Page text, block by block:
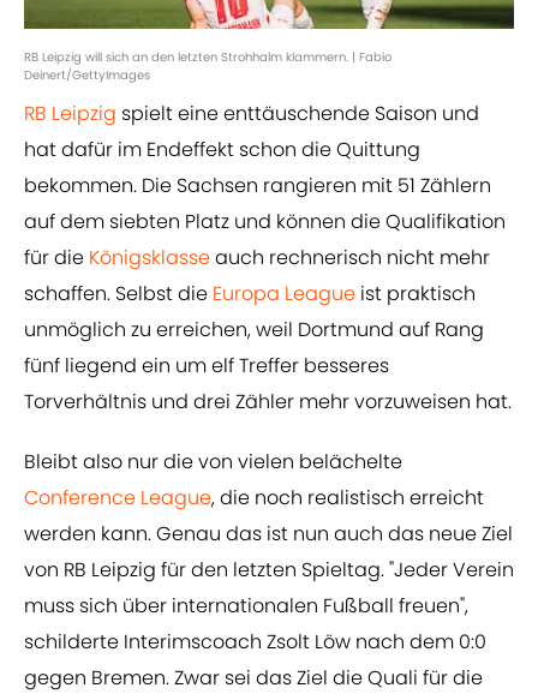
RB Leipzig will sich an den letzten Strohhalm klammern. | Fabio
Deinert/GettyImages
RB Leipzig spielt eine enttäuschende Saison und
hat dafür im Endeffekt schon die Quittung
bekommen. Die Sachsen rangieren mit 51 Zählern
auf dem siebten Platz und können die Qualifikation
für die Königsklasseauch rechnerisch nicht mehr
schaffen. Selbst die Europa League ist praktisch
unmöglich zu erreichen, weil Dortmund auf Rang
fünf liegend ein um elf Treffer besseres
Torverhältnis und drei Zähler mehr vorzuweisen hat.
Bleibt also nur die von vielen belächelte
Conference League, die noch realistisch erreicht
werden kann. Genau das ist nun auch das neue Ziel
von RB Leipzig für den letzten Spieltag. "Jeder Verein
muss sich über internationalen Fußball freuen",
schilderte Interimscoach Zsolt Löw nach dem 0:0
gegen Bremen. Zwar sei das Ziel die Quali für die